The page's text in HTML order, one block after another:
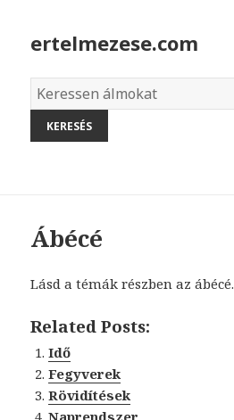
ertelmezese.com
Álmok
szótára
Ábécé
Lásd a témák részben az ábécé.
Related Posts:
Idő
Fegyverek
Rövidítések